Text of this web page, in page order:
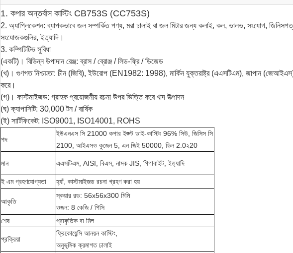
1. কপার অন্তর্বাস কাস্টিং CB753S (CC753S)
2. অ্যাপ্লিকেশন: ব্যাপকভাবে জল সম্পর্কিত পণ্য, মরা ঢালাই বা জল মিটার জন্য কলাই, কল, ভালভ, সংযোগ, জিনিসপত্র,
সংযোজকগুলির, ইত্যাদি।
3. কম্পিটিটিভ সুবিধা
(একটি)। বিভিন্ন উপাদান রেঞ্জ: ব্রাস / ব্রোঞ্জ / লিড-ফ্রি / ডিজেড
(খ)। গুণগত নিশ্চয়তা: চীন (জিবি), ইউরোপ (EN1982: 1998), মার্কিন যুক্তরাষ্ট্র (এএসটিএম), জাপান (জেআইএস),
করে।
(গ)। কাস্টমাইজড: গ্রাহক প্রয়োজনীয় রচনা উপর ভিত্তি করে খাদ উত্পাদন
(ঘ) ক্যাপাসিটি: 30,000 টন / বার্ষিক
(ই) সার্টিফিকেট: ISO9001, ISO14001, ROHS
পদ
ইউএনএস সি 21000 কপার ইঙ্গ্ট ডাই-কাস্টিং 96% সিউ, জিসিস সি
2100, আইএসও কুজেন 5, এন জিই 50000, ডিন 2.0২20
মান এএসটিএম, AISI, বিএস, নামক JIS, গিগাবাইট, ইত্যাদি
ই এম গ্রহণযোগ্যতা হ্যাঁ, কাস্টমাইজড রচনা গ্রহণ করা হয়
আকৃতি
স্কয়ার রড: 56x56x300 মিমি
ওজন: 8 কেজি / পিসি
শেষ
প্রাকৃতিক বা মিল
প্রক্রিয়া
ফ্রিকোয়েন্সি আনয়ন কাস্টিং,
অনুভূমিক ক্রমাগত ঢালাই